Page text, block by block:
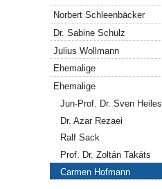
Norbert Schleenbäcker
Dr. Sabine Schulz
Julius Wollmann
Ehemalige
Ehemalige
Jun-Prof. Dr. Sven Heiles
Dr. Azar Rezaei
Ralf Sack
Prof. Dr. Zoltán Takáts
Carmen Hofmann